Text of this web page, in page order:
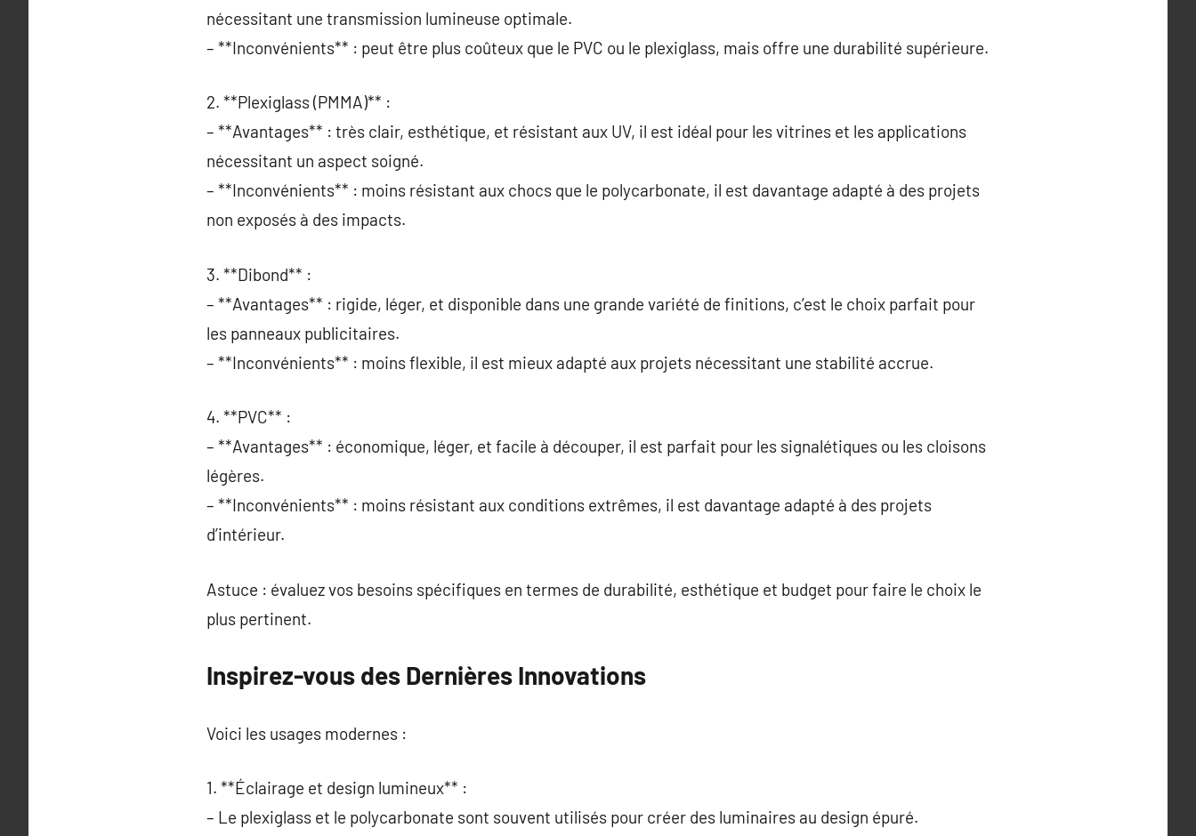
nécessitant une transmission lumineuse optimale.
– **Inconvénients** : peut être plus coûteux que le PVC ou le plexiglass, mais offre une durabilité supérieure.
2. **Plexiglass (PMMA)** :
– **Avantages** : très clair, esthétique, et résistant aux UV, il est idéal pour les vitrines et les applications
nécessitant un aspect soigné.
– **Inconvénients** : moins résistant aux chocs que le polycarbonate, il est davantage adapté à des projets
non exposés à des impacts.
3. **Dibond** :
– **Avantages** : rigide, léger, et disponible dans une grande variété de finitions, c’est le choix parfait pour
les panneaux publicitaires.
– **Inconvénients** : moins flexible, il est mieux adapté aux projets nécessitant une stabilité accrue.
4. **PVC** :
– **Avantages** : économique, léger, et facile à découper, il est parfait pour les signalétiques ou les cloisons
légères.
– **Inconvénients** : moins résistant aux conditions extrêmes, il est davantage adapté à des projets
d’intérieur.
Astuce : évaluez vos besoins spécifiques en termes de durabilité, esthétique et budget pour faire le choix le
plus pertinent.
Inspirez-vous des Dernières Innovations
Voici les usages modernes :
1. **Éclairage et design lumineux** :
– Le plexiglass et le polycarbonate sont souvent utilisés pour créer des luminaires au design épuré.